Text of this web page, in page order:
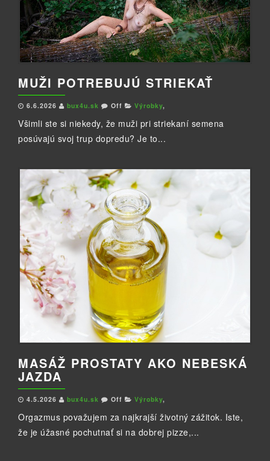
MUŽI POTREBUJÚ STRIEKAŤ
6.6.2026 bux4u.sk Off Výrobky,
Všimli ste si niekedy, že muži pri striekaní semena
posúvajú svoj trup dopredu? Je to...
MASÁŽ PROSTATY AKO NEBESKÁ
JAZDA
4.5.2026 bux4u.sk Off Výrobky,
Orgazmus považujem za najkrajší životný zážitok. Iste,
že je úžasné pochutnať si na dobrej pizze,...